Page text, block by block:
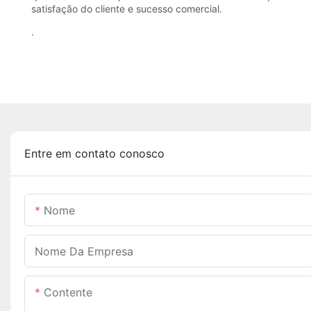
satisfação do cliente e sucesso comercial.
.
Entre em contato conosco
Nome
Nome Da Empresa
Contente